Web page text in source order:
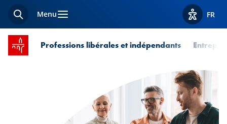
Recherche
Menu Afficher
FR
Accueil SPUERKEESS
Professions libérales et indépendants